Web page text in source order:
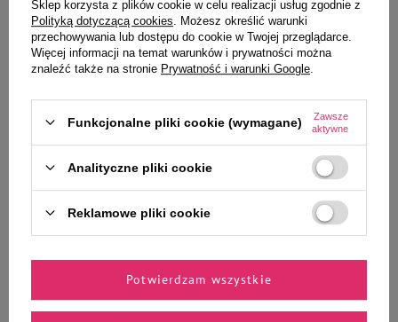
Ciebie i Twojego czworonoga
+
Do koszyka
113,59 zł / l
Do koszyka
Sklep korzysta z plików cookie w celu realizacji usług zgodnie z
Polityką dotyczącą cookies . Możesz określić warunki
przechowywania lub dostępu do cookie w Twojej przeglądarce.
Więcej informacji na temat warunków i prywatności można
znaleźć także na stronie Prywatność i warunki Google
Funkcjonalne pliki cookie (wymagane)
Zawsze
aktywne
Analityczne pliki cookie
Reklamowe pliki cookie
Potwierdzam wszystkie